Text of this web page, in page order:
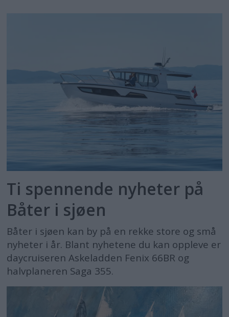
Ti spennende nyheter på
Båter i sjøen
Båter i sjøen kan by på en rekke store og små
nyheter i år. Blant nyhetene du kan oppleve er
daycruiseren Askeladden Fenix 66BR og
halvplaneren Saga 355.